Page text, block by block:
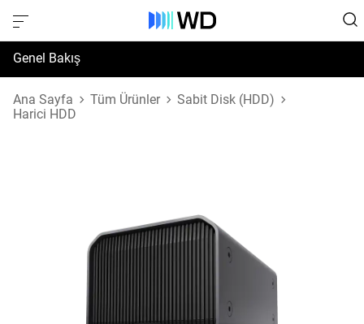
Genel Bakış
Özellikler
Ana Sayfa Tüm Ürünler
Sabit Disk (HDD)
Harici HDD